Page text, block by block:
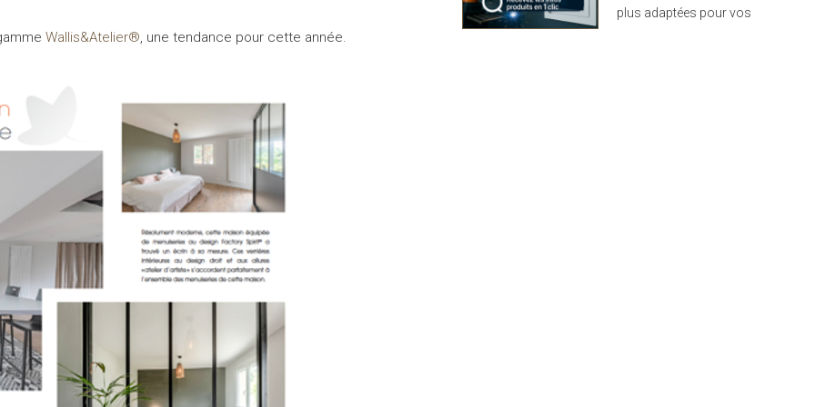
Wallis&Atelier®, une tendance pour cette année.
plus adaptées pour vos